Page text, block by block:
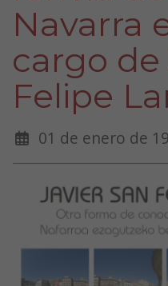
Navarra
cargo de
Felipe
01 de enero de